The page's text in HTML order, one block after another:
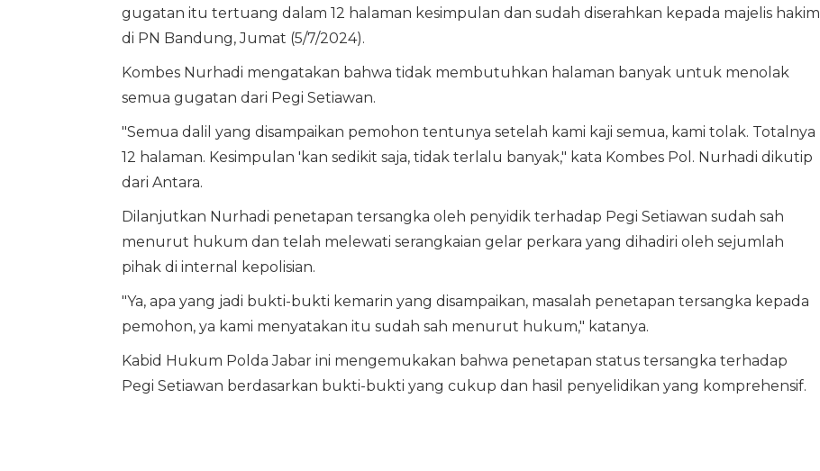
gugatan itu tertuang dalam 12 halaman kesimpulan dan sudah diserahkan kepada majelis hakim
di PN Bandung, Jumat (5/7/2024).
Kombes Nurhadi mengatakan bahwa tidak membutuhkan halaman banyak untuk menolak
semua gugatan dari Pegi Setiawan.
"Semua dalil yang disampaikan pemohon tentunya setelah kami kaji semua, kami tolak. Totalnya
12 halaman. Kesimpulan 'kan sedikit saja, tidak terlalu banyak," kata Kombes Pol. Nurhadi dikutip
dari Antara.
Dilanjutkan Nurhadi penetapan tersangka oleh penyidik terhadap Pegi Setiawan sudah sah
menurut hukum dan telah melewati serangkaian gelar perkara yang dihadiri oleh sejumlah
pihak di internal kepolisian.
"Ya, apa yang jadi bukti-bukti kemarin yang disampaikan, masalah penetapan tersangka kepada
pemohon, ya kami menyatakan itu sudah sah menurut hukum," katanya.
Kabid Hukum Polda Jabar ini mengemukakan bahwa penetapan status tersangka terhadap
Pegi Setiawan berdasarkan bukti-bukti yang cukup dan hasil penyelidikan yang komprehensif.